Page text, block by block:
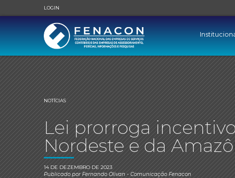
LOGIN
NOTÍCIAS
Lei prorroga
Nordeste e da
14 DE DEZEMBRO DE 2023
Publicado porFernando Olivan- Comunicação Fenacon